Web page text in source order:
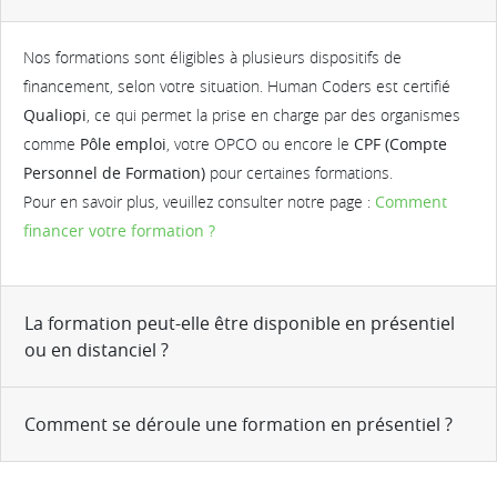
Nos formations sont éligibles à plusieurs dispositifs de
financement, selon votre situation. Human Coders est certifié
Qualiopi , ce qui permet la prise en charge par des organismes
comme Pôle emploi , votre OPCO ou encore le CPF (Compte
Personnel de Formation) pour certaines formations.
Pour en savoir plus, veuillez consulter notre page : Comment
financer votre formation ?
La formation peut-elle être disponible en présentiel
ou en distanciel ?
Comment se déroule une formation en présentiel ?